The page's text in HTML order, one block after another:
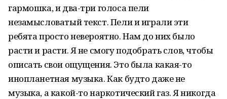
гармошка, и два-три голоса пели
незамысловатый текст. Пели и играли эти
ребята просто невероятно. Нам до них было
расти и расти. Я не смогу подобрать слов, чтобы
описать свои ощущения. Это была какая-то
инопланетная музыка. Как будто даже не
музыка, а какой-то наркотический газ. Я никогда